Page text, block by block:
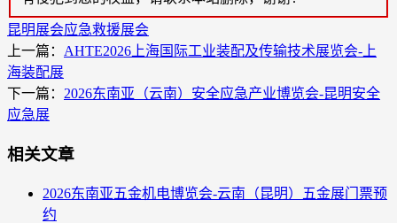
昆明展会应急救援展会
上一篇： AHTE2026上海国际工业装配及传输技术展览会-上
海装配展
下一篇： 2026东南亚（云南）安全应急产业博览会-昆明安全
应急展
相关文章
2026东南亚五金机电博览会-云南（昆明）五金展门票预
约